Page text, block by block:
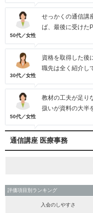
50代／女性
せっかくの通信講
ば、最後に受けた
30代／女性
資格を取得した後
職先は全く紹介し
50代／女性
教材の工夫が足り
扱いが資料の大半
通信講座 医療事務
評価項目別ランキング
入会のしやすさ